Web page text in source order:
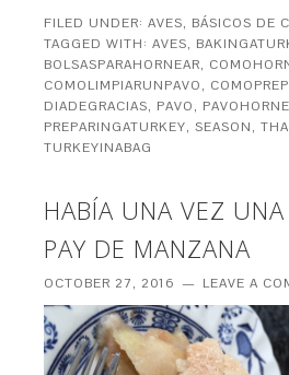
FILED UNDER:AVES, BÁSICOS DE
TAGGED WITH:AVES,
BOLSASPARAHORNEAR,
COMOLIMPIARUNPAVO,
DIADEGRACIAS, PAVO,
PREPARINGATURKEY,SEASON,
TURKEYINABAG
HABÍA UNA VEZ
PAY DE MANZANA
OCTOBER 27, 2016 LEAVE A